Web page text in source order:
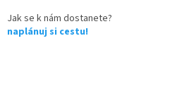
Jak se k nám dostanete?
naplánuj si cestu!